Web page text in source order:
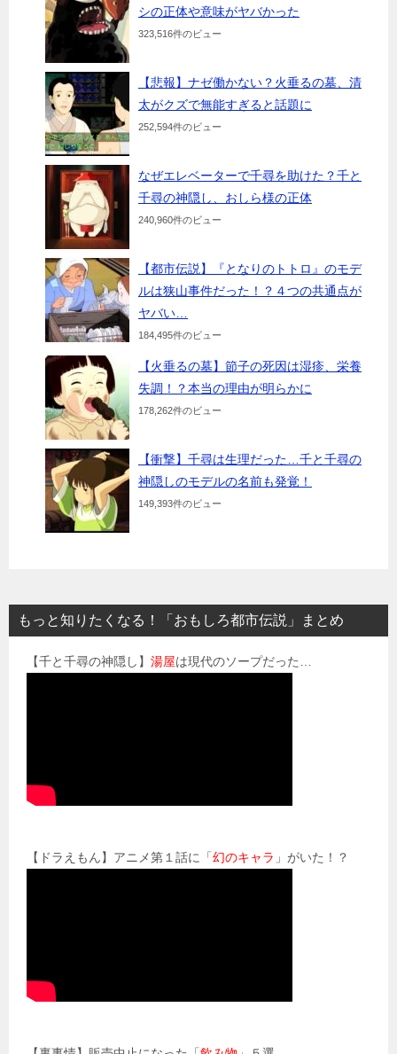
シの正体や意味がヤバかった
323,516件のビュー
【悲報】ナゼ働かない？火垂るの墓、清
太がクズで無能すぎると話題に
252,594件のビュー
なぜエレベーターで千尋を助けた？千と
千尋の神隠し、おしら様の正体
240,960件のビュー
【都市伝説】『となりのトトロ』のモデ
ルは狭山事件だった！？４つの共通点が
ヤバい…
184,495件のビュー
【火垂るの墓】節子の死因は湿疹、栄養
失調！？本当の理由が明らかに
178,262件のビュー
【衝撃】千尋は生理だった…千と千尋の
神隠しのモデルの名前も発覚！
149,393件のビュー
もっと知りたくなる！「おもしろ都市伝説」まとめ
【千と千尋の神隠し】 湯屋は現代のソープだった…
【ドラえもん】アニメ第１話に「幻のキャラ 」がいた！？